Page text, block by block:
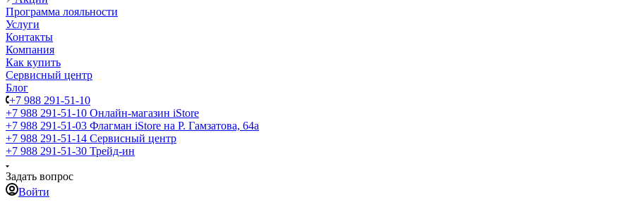
Программа лояльности
Услуги
Контакты
Компания
Как купить
Сервисный центр
Блог
+7 988 291-51-10
+7 988 291-51-10 Онлайн-магазин iStore
+7 988 291-51-03 Флагман iStore на Р. Гамзатова, 64а
+7 988 291-51-14 Сервисный центр
+7 988 291-51-30 Трейд-ин
Задать вопрос
Войти